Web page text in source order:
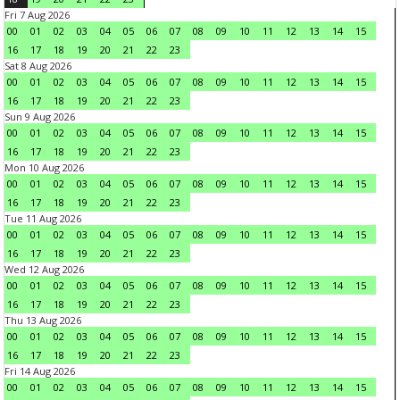
Fri 7 Aug 2026
00
01 02 03 04 05 06 07 08 09 10 11 12 13 14
15
16
17 18 19 20 21 22
23
Sat 8 Aug 2026
00
01 02 03 04 05 06 07 08 09 10 11 12 13 14
15
16
17 18 19 20 21 22
23
Sun 9 Aug 2026
00
01 02 03 04 05 06 07 08 09 10 11 12 13 14
15
16
17 18 19 20 21 22
23
Mon 10 Aug 2026
00
01 02 03 04 05 06 07 08 09 10 11 12 13 14
15
16
17 18 19 20 21 22
23
Tue 11 Aug 2026
00
01 02 03 04 05 06 07 08 09 10 11 12 13 14
15
16
17 18 19 20 21 22
23
Wed 12 Aug 2026
00
01 02 03 04 05 06 07 08 09 10 11 12 13 14
15
16
17 18 19 20 21 22
23
Thu 13 Aug 2026
00
01 02 03 04 05 06 07 08 09 10 11 12 13 14
15
16
17 18 19 20 21 22
23
Fri 14 Aug 2026
00
01 02 03 04 05 06 07 08 09 10 11 12 13 14
15